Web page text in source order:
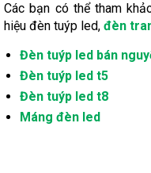
Các bạn có thể tham
hiệu đèn tuýp led, đèn
Đèn tuýp led bán
Đèn tuýp led t5
Đèn tuýp led t8
Máng đèn led